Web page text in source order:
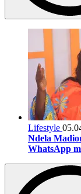
Lifestyle
Ndela
WhatsApp